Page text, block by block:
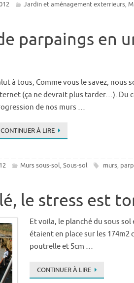
Jardin et aménagement exterrieurs,
parpaings en
à tous, Comme vous le savez, nous
(ça ne devrait plus tarder…). Du
de nos murs …
CONTINUER À LIRE
Murs sous-sol, Sous-sol murs,
le stress est
Et voila, le planché du sous
étaient en place sur les
poutrelle et 5cm …
CONTINUER À LIRE